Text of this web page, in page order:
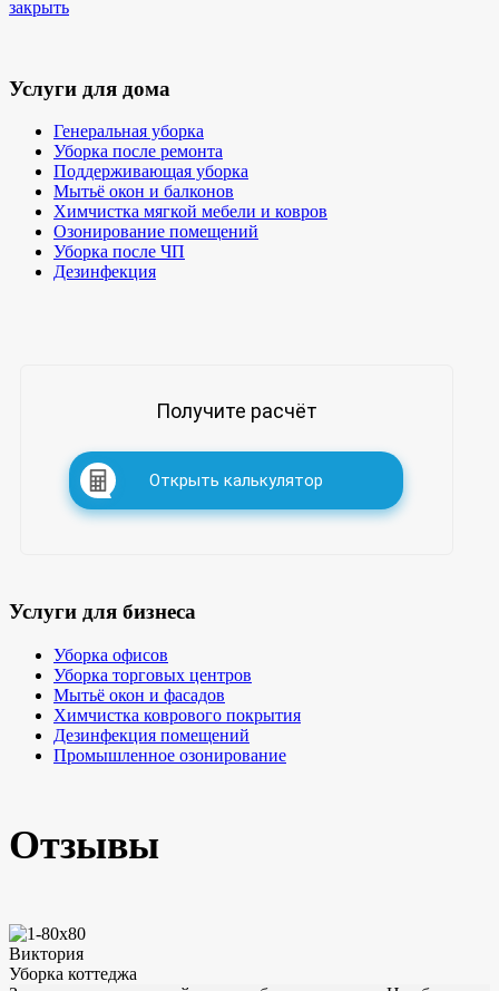
закрыть
Услуги для дома
Генеральная уборка
Уборка после ремонта
Поддерживающая уборка
Мытьё окон и балконов
Химчистка мягкой мебели и ковров
Озонирование помещений
Уборка после ЧП
Дезинфекция
Получите расчёт
Открыть калькулятор
Услуги для бизнеса
Уборка офисов
Уборка торговых центров
Мытьё окон и фасадов
Химчистка коврового покрытия
Дезинфекция помещений
Промышленное озонирование
Отзывы
Виктория
Уборка коттеджа